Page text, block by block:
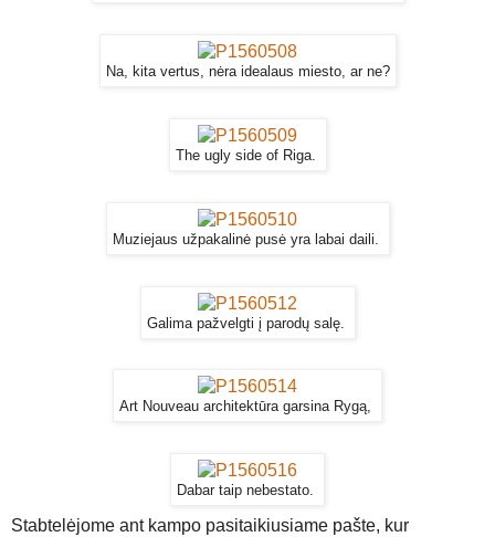
Na, kita vertus, nėra idealaus miesto, ar ne?
The ugly side of Riga.
Muziejaus užpakalinė pusė yra labai daili.
Galima pažvelgti į parodų salę.
Art Nouveau architektūra garsina Rygą,
Dabar taip nebestato.
Stabtelėjome ant kampo pasitaikiusiame pašte, kur